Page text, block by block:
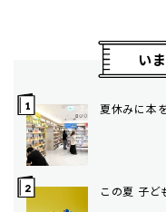
い
夏休みに本
この夏 子ど